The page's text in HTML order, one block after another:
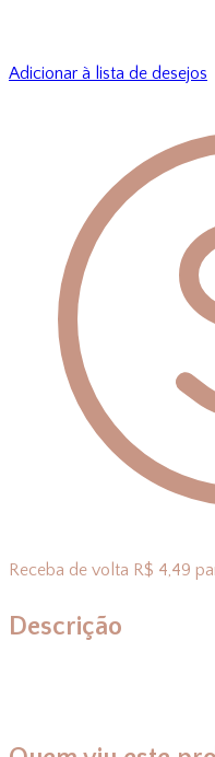
Adicionar à lista de desejos
Receba de volta R$ 4,49
Descrição